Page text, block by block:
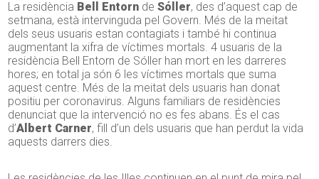
La residència Bell Entorn de Sóller, des d’aquest cap de
setmana, està intervinguda pel Govern. Més de la meitat
dels seus usuaris estan contagiats i també hi continua
augmentant la xifra de víctimes mortals. 4 usuaris de la
residència Bell Entorn de Sóller han mort en les darreres
hores; en total ja són 6 les víctimes mortals que suma
aquest centre. Més de la meitat dels usuaris han donat
positiu per coronavirus. Alguns familiars de residències
denunciat que la intervenció no es fes abans. És el cas
d’Albert Carner, fill d’un dels usuaris que han perdut la vida
aquests darrers dies.